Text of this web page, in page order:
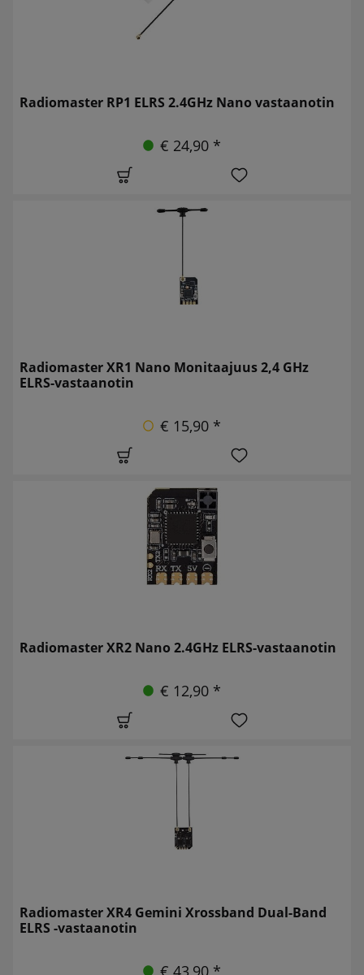
Radiomaster RP1 ELRS 2.4GHz Nano vastaanotin
€ 24,90 *
Radiomaster XR1 Nano Monitaajuus 2,4 GHz
ELRS-vastaanotin
€ 15,90 *
Radiomaster XR2 Nano 2.4GHz ELRS-vastaanotin
€ 12,90 *
Radiomaster XR4 Gemini Xrossband Dual-Band
ELRS -vastaanotin
€ 43,90 *